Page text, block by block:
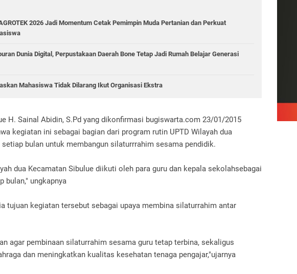
2026 Jadi Momentum Cetak Pemimpin Muda Pertanian dan Perkuat
Dunia Digital, Perpustakaan Daerah Bone Tetap Jadi Rumah Belajar Generasi
Mahasiswa Tidak Dilarang Ikut Organisasi Ekstra
H. Sainal Abidin, S.Pd yang dikonfirmasi bugiswarta.com 23/01/2015
kegiatan ini sebagai bagian dari program rutin UPTD Wilayah dua
setiap bulan untuk membangun silaturrrahim sesama pendidik.
dua Kecamatan Sibulue diikuti oleh para guru dan kepala sekolahsebagai
bulan," ungkapnya
tujuan kegiatan tersebut sebagai upaya membina silaturrahim antar
agar pembinaan silaturrahim sesama guru tetap terbina, sekaligus
dan meningkatkan kualitas kesehatan tenaga pengajar,"ujarnya